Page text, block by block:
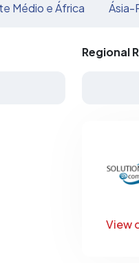
Médio e África Ásia-
Regional
View